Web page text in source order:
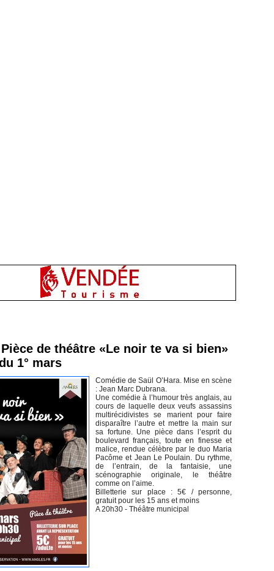
de théâtre «Le noir te va si bien»
1° mars
Comédie de Saül O’Hara. Mise en scène
: Jean Marc Dubrana.
Une comédie à l’humour très anglais, au
cours de laquelle deux veufs assassins
multirécidivistes se marient pour faire
disparaître l’autre et mettre la main sur
sa fortune. Une pièce dans l’esprit du
boulevard français, toute en finesse et
malice, rendue célèbre par le duo Maria
Pacôme et Jean Le Poulain. Du rythme,
de l’entrain, de la fantaisie, une
scénographie originale, le théâtre
comme on l’aime.
Billetterie sur place : 5€ / personne,
gratuit pour les 15 ans et moins
A 20h30 - Théâtre municipal